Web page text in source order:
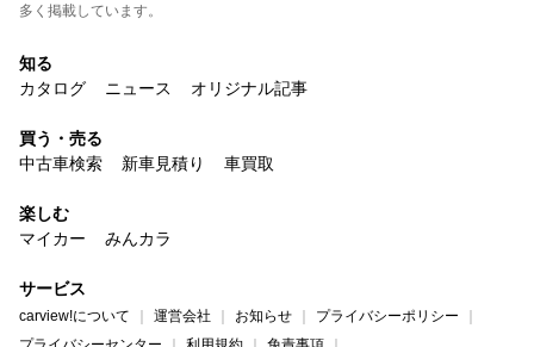
多く掲載しています。
知る
カタログ
ニュース オリジナル記事
買う・売る
中古車検索
新車見積り 車買取
楽しむ
マイカー
みんカラ
サービス
carview!について 運営会社 お知らせ
プライバシーポリシー